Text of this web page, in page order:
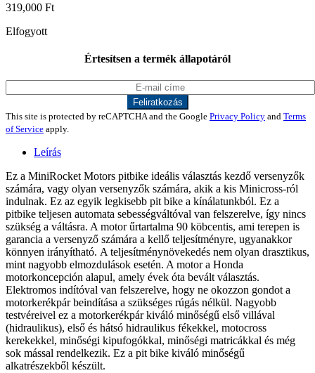
319,000 Ft
Elfogyott
Értesítsen a termék állapotáról
This site is protected by reCAPTCHA and the Google Privacy Policy and Terms
of Service apply.
Leírás
Ez a MiniRocket Motors pitbike ideális választás kezdő versenyzők
számára, vagy olyan versenyzők számára, akik a kis Minicross-ról
indulnak. Ez az egyik legkisebb pit bike a kínálatunkból. Ez a
pitbike teljesen automata sebességváltóval van felszerelve, így nincs
szükség a váltásra. A motor űrtartalma 90 köbcentis, ami terepen is
garancia a versenyző számára a kellő teljesítményre, ugyanakkor
könnyen irányítható. A teljesítménynövekedés nem olyan drasztikus,
mint nagyobb elmozdulások esetén. A motor a Honda
motorkoncepción alapul, amely évek óta bevált választás.
Elektromos indítóval van felszerelve, hogy ne okozzon gondot a
motorkerékpár beindítása a szükséges rúgás nélkül. Nagyobb
testvéreivel ez a motorkerékpár kiváló minőségű első villával
(hidraulikus), első és hátsó hidraulikus fékekkel, motocross
kerekekkel, minőségi kipufogókkal, minőségi matricákkal és még
sok mással rendelkezik. Ez a pit bike kiváló minőségű
alkatrészekből készült.